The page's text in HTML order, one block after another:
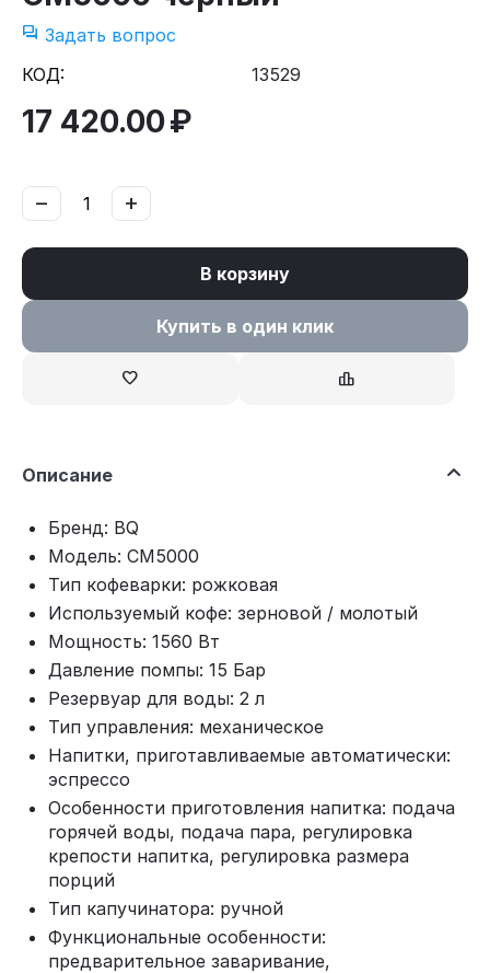
Задать вопрос
КОД:
13529
17 420.00₽
+
−
В корзину
Купить в один клик
Описание
Бренд: BQ
Модель: CM5000
Тип кофеварки: рожковая
Используемый кофе: зерновой / молотый
Мощность: 1560 Вт
Давление помпы: 15 Бар
Резервуар для воды: 2 л
Тип управления: механическое
Напитки, приготавливаемые автоматически:
эспрессо
Особенности приготовления напитка: подача
горячей воды, подача пара, регулировка
крепости напитка, регулировка размера
порций
Тип капучинатора: ручной
Функциональные особенности:
предварительное заваривание,